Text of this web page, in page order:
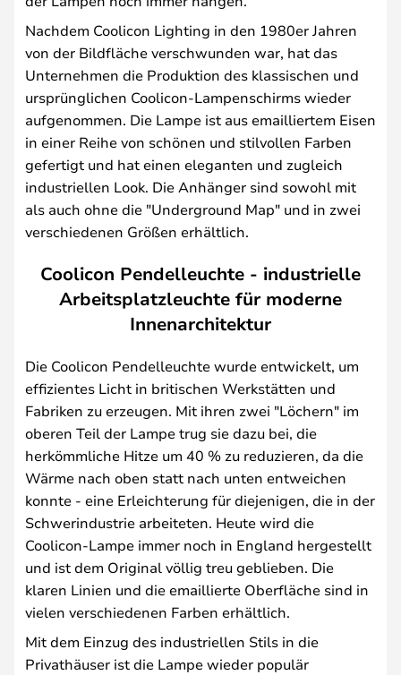
Nachdem Coolicon Lighting in den 1980er Jahren
von der Bildfläche verschwunden war, hat das
Unternehmen die Produktion des klassischen und
ursprünglichen Coolicon-Lampenschirms wieder
aufgenommen. Die Lampe ist aus emailliertem Eisen
in einer Reihe von schönen und stilvollen Farben
gefertigt und hat einen eleganten und zugleich
industriellen Look. Die Anhänger sind sowohl mit
als auch ohne die "Underground Map" und in zwei
verschiedenen Größen erhältlich.
Coolicon Pendelleuchte - industrielle
Arbeitsplatzleuchte für moderne
Innenarchitektur
Die Coolicon Pendelleuchte wurde entwickelt, um
effizientes Licht in britischen Werkstätten und
Fabriken zu erzeugen. Mit ihren zwei "Löchern" im
oberen Teil der Lampe trug sie dazu bei, die
herkömmliche Hitze um 40 % zu reduzieren, da die
Wärme nach oben statt nach unten entweichen
konnte - eine Erleichterung für diejenigen, die in der
Schwerindustrie arbeiteten. Heute wird die
Coolicon-Lampe immer noch in England hergestellt
und ist dem Original völlig treu geblieben. Die
klaren Linien und die emaillierte Oberfläche sind in
vielen verschiedenen Farben erhältlich.
Mit dem Einzug des industriellen Stils in die
Privathäuser ist die Lampe wieder populär